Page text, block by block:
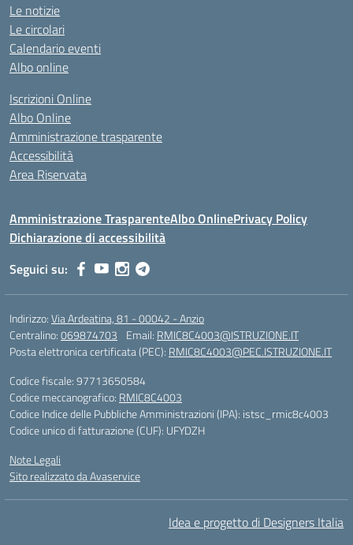
Le notizie
Le circolari
Calendario eventi
Albo online
Iscrizioni Online
Albo Online
Amministrazione trasparente
Accessibilità
Area Riservata
Amministrazione TrasparenteAlbo OnlinePrivacy Policy
Dichiarazione di accessibilità
Seguici su:
Indirizzo:Via Ardeatina, 81 - 00042 - Anzio
Centralino:069874703 Email: RMIC8C4003@ISTRUZIONE.IT
Posta elettronica certificata (PEC): RMIC8C4003@PEC.ISTRUZIONE.IT
Codice fiscale: 97713650584
Codice meccanografico: RMIC8C4003
Codice Indice delle Pubbliche Amministrazioni (IPA): istsc_rmic8c4003
Codice unico di fatturazione (CUF): UFYDZH
Note Legali
Sito realizzato da Avaservice
Idea e progetto di Designers Italia